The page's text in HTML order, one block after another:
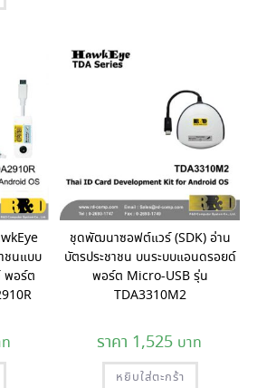
ชนแบบ
พอร์ต
ชุดพัฒนาซอฟต์แวร์ (SDK) อ่าน
บัตรประชาชน บนระบบแอนดรอยด์
พอร์ต Micro-USB รุ่น
TDA3310M2
1,525
หยิบใส่ตะกร้า